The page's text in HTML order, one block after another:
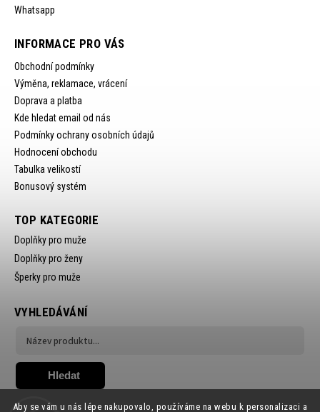
Aby se vám u nás lépe nakupovalo, používáme na webu k personalizaci a
Whatsapp
INFORMACE PRO VÁS
Obchodní podmínky
Výměna, reklamace, vrácení
Doprava a platba
Kde hledat email od nás
Podmínky ochrany osobních údajů
Hodnocení obchodu
Tabulka velikostí
Bonusový systém
TOP KATEGORIE
Doplňky pro muže
Doplňky pro ženy
Šperky pro muže
VYHLEDÁVÁNÍ
Hledat